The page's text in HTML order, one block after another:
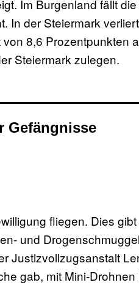
Im Burgenland fällt
In der Steiermark
8,6 Prozentpunkten
Steiermark zulegen.
Gefängnisse
fliegen. Dies
und
Justizvollzugsanstalt
gab, mit Mini-